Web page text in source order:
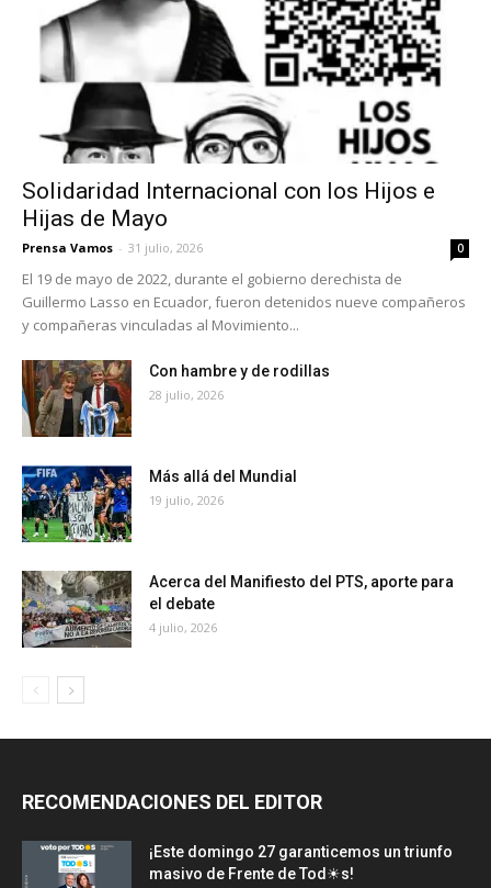
Solidaridad Internacional con los Hijos e
Hijas de Mayo
Prensa Vamos - 31 julio, 2026 0
El 19 de mayo de 2022, durante el gobierno derechista de
Guillermo Lasso en Ecuador, fueron detenidos nueve compañeros
y compañeras vinculadas al Movimiento...
Con hambre y de rodillas
28 julio, 2026
Más allá del Mundial
19 julio, 2026
Acerca del Manifiesto del PTS, aporte para
el debate
4 julio, 2026
RECOMENDACIONES DEL EDITOR
¡Este domingo 27 garanticemos un triunfo
masivo de Frente de Tod☀s!